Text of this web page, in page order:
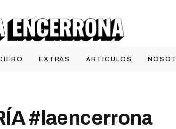
EXTRAS ARTÍCULOS
#laencerrona